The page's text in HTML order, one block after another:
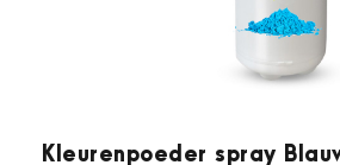
Kleurenpoeder spray